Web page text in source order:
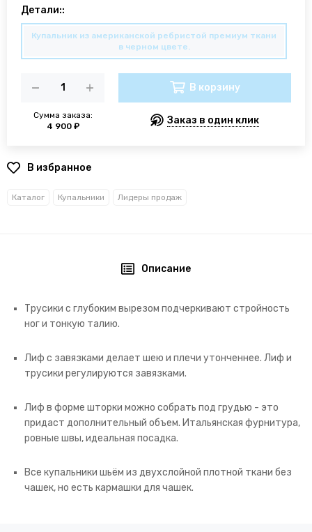
Детали::
Купальник из американской ребристой премиум ткани
в черном цвете.
Сумма заказа:
4 900 ₽
В корзину
Заказ в один клик
В избранное
Каталог Купальники Лидеры продаж
Описание
Трусики с глубоким вырезом подчеркивают стройность
ног и тонкую талию.
Лиф с завязками делает шею и плечи утонченнее. Лиф и
трусики регулируются завязками.
Лиф в форме шторки можно собрать под грудью - это
придаст дополнительный объем. Итальянская фурнитура,
ровные швы, идеальная посадка.
Все купальники шьём из двухслойной плотной ткани без
чашек, но есть кармашки для чашек.